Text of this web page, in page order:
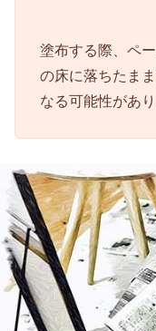
塗布する際、ペ
の床に落ちたま
なる可能性があり